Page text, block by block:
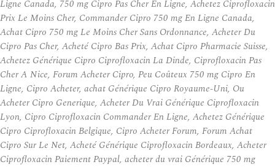
Ligne Canada, 750 mg Cipro Pas Cher En Ligne, Achetez Ciprofloxacin
Prix Le Moins Cher, Commander Cipro 750 mg En Ligne Canada,
Achat Cipro 750 mg Le Moins Cher Sans Ordonnance, Acheter Du
Cipro Pas Cher, Acheté Cipro Bas Prix, Achat Cipro Pharmacie Suisse,
Achetez Générique Cipro Ciprofloxacin La Dinde, Ciprofloxacin Pas
Cher A Nice, Forum Acheter Cipro, Peu Coûteux 750 mg Cipro En
Ligne, Cipro Acheter, achat Générique Cipro Royaume-Uni, Ou
Acheter Cipro Generique, Acheter Du Vrai Générique Ciprofloxacin
Lyon, Cipro Ciprofloxacin Commander En Ligne, Achetez Générique
Cipro Ciprofloxacin Belgique, Cipro Acheter Forum, Forum Achat
Cipro Sur Le Net, Acheté Générique Ciprofloxacin Bordeaux, Acheter
Ciprofloxacin Paiement Paypal, acheter du vrai Générique 750 mg